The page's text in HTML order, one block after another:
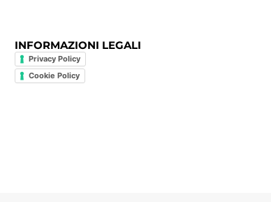
INFORMAZIONI LEGALI
Privacy Policy
Cookie Policy